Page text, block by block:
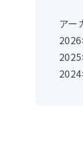
アー